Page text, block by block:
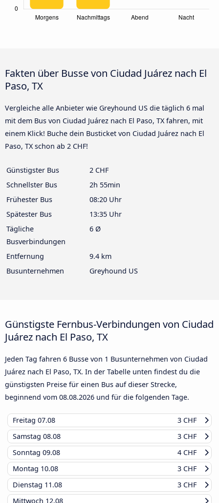
Fakten über Busse von Ciudad Juárez nach El
Paso, TX
Vergleiche alle Anbieter wie Greyhound US die täglich 6 mal
mit dem Bus von Ciudad Juárez nach El Paso, TX fahren, mit
einem Klick! Buche dein Busticket von Ciudad Juárez nach El
Paso, TX schon ab 2 CHF!
Günstigster Bus
2 CHF
Schnellster Bus
2h 55min
Frühester Bus
08:20 Uhr
Spätester Bus
13:35 Uhr
Tägliche
Busverbindungen
6 Ø
Entfernung
9.4 km
Busunternehmen
Greyhound US
Günstigste Fernbus-Verbindungen von Ciudad
Juárez nach El Paso, TX
Jeden Tag fahren 6 Busse von 1 Busunternehmen von Ciudad
Juárez nach El Paso, TX. In der Tabelle unten findest du die
günstigsten Preise für einen Bus auf dieser Strecke,
beginnend vom 08.08.2026 und für die folgenden Tage.
Freitag 07.08
3 CHF
Samstag 08.08
3 CHF
Sonntag 09.08
4 CHF
Montag 10.08
3 CHF
Dienstag 11.08
3 CHF
Mittwoch 12.08